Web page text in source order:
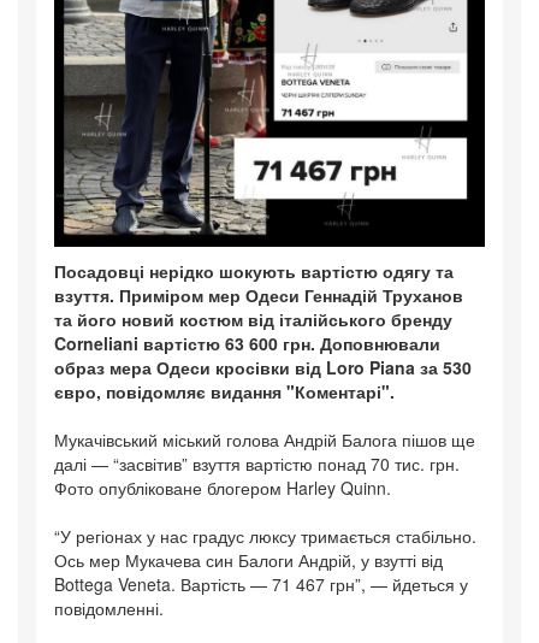
Посадовці нерідко шокують вартістю одягу та
взуття. Приміром мер Одеси Геннадій Труханов
та його новий костюм від італійського бренду
Corneliani вартістю 63 600 грн. Доповнювали
образ мера Одеси кросівки від Loro Piana за 530
євро, повідомляє видання "Коментарі".
Мукачівський міський голова Андрій Балога пішов ще
далі — “засвітив” взуття вартістю понад 70 тис. грн.
Фото опубліковане блогером Harley Quinn.
“У регіонах у нас градус люксу тримається стабільно.
Ось мер Мукачева син Балоги Андрій, у взутті від
Bottega Veneta. Вартість — 71 467 грн”, — йдеться у
повідомленні.